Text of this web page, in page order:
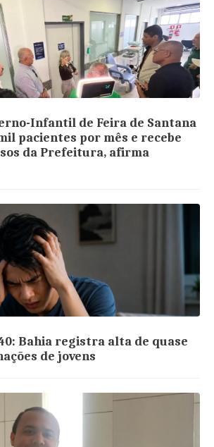
Infantil de Feira de Santana
pacientes por mês e recebe
da Prefeitura, afirma
Bahia registra alta de quase
de jovens